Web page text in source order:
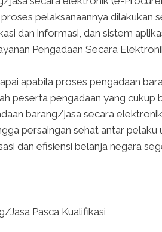
pelaksanaannya dilakukan
dan informasi, dan sistem
Pengadaan Secara
apabila proses pengadaan
peserta pengadaan yang
barang/jasa secara
persaingan sehat antar
dan efisiensi belanja negara
Jasa Pasca Kualifikasi